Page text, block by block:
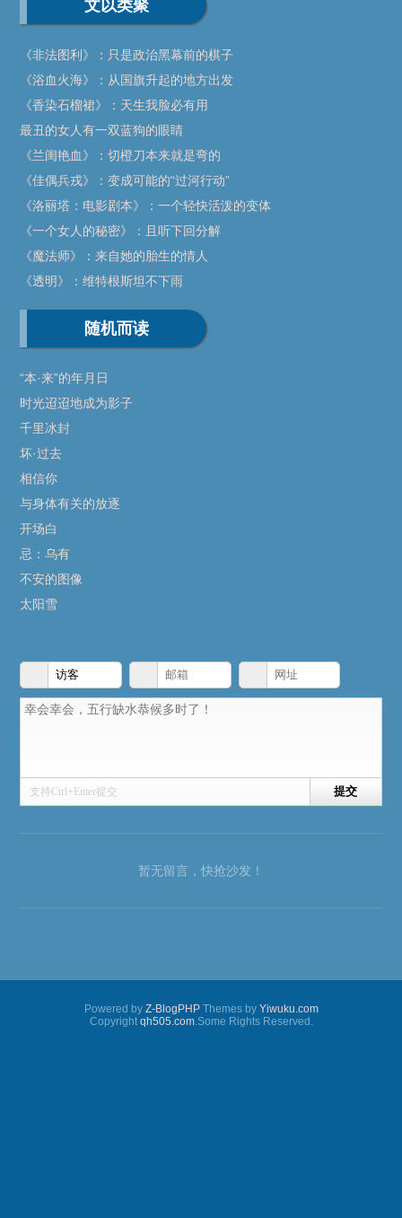
文以类聚
《非法图利》：只是政治黑幕前的棋子
《浴血火海》：从国旗升起的地方出发
《香染石榴裙》：天生我脸必有用
最丑的女人有一双蓝狗的眼睛
《兰闺艳血》：切橙刀本来就是弯的
《佳偶兵戎》：变成可能的“过河行动”
《洛丽塔：电影剧本》：一个轻快活泼的变体
《一个女人的秘密》：且听下回分解
《魔法师》：来自她的胎生的情人
《透明》：维特根斯坦不下雨
随机而读
“本·来”的年月日
时光迢迢地成为影子
千里冰封
坏·过去
相信你
与身体有关的放逐
开场白
忌：乌有
不安的图像
太阳雪
支持Ctrl+Enter提交
暂无留言，快抢沙发！
Powered by Z-BlogPHPThemes by Yiwuku.com
Copyright qh505.com.Some Rights Reserved.